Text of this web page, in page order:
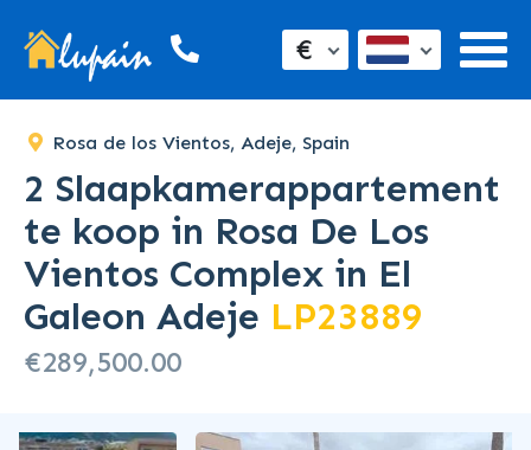
€
Rosa de los Vientos, Adeje, Spain
2 Slaapkamerappartement
te koop in Rosa De Los
Vientos Complex in El
Galeon Adeje LP23889
€289,500.00
SOLD